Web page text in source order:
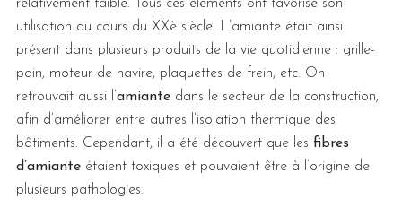
relativement faible. Tous ces éléments ont favorisé son
utilisation au cours du XXè siècle. L’amiante était ainsi
présent dans plusieurs produits de la vie quotidienne : grille-
pain, moteur de navire, plaquettes de frein, etc. On
retrouvait aussi l’ amiantedans le secteur de la construction,
afin d’améliorer entre autres l’isolation thermique des
bâtiments. Cependant, il a été découvert que les fibres
d’amianteétaient toxiques et pouvaient être à l’origine de
plusieurs pathologies.